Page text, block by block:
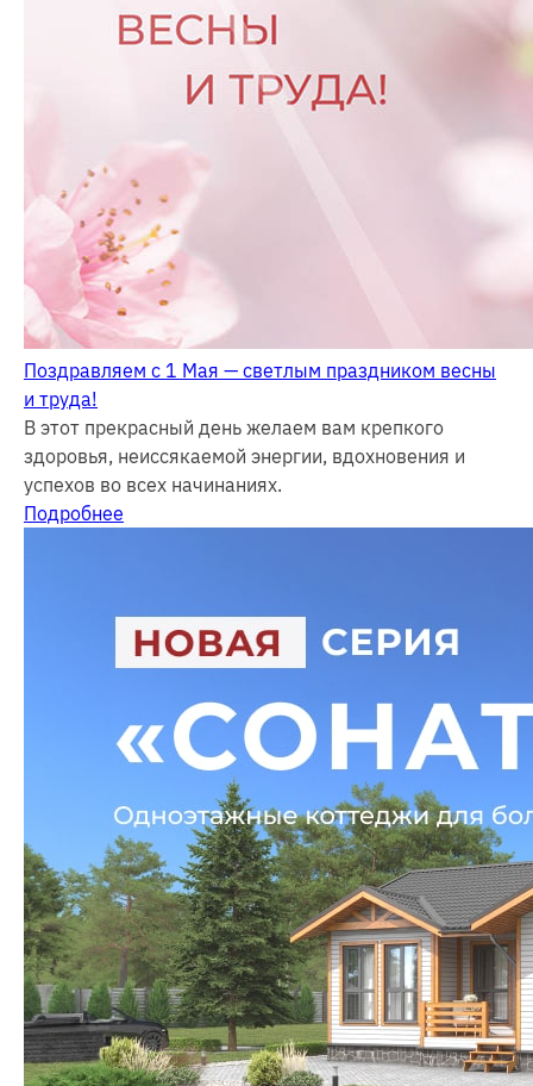
Поздравляем с 1 Мая — светлым праздником весны
и труда!
В этот прекрасный день желаем вам крепкого
здоровья, неиссякаемой энергии, вдохновения и
успехов во всех начинаниях.
Подробнее